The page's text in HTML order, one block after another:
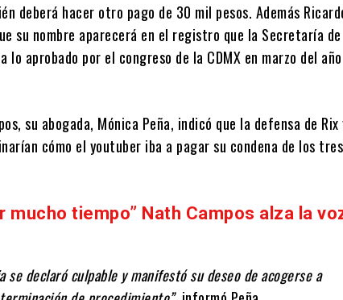
deberá hacer otro pago de 30 mil pesos. Además
su nombre aparecerá en el registro que la Secretaría de
aprobado por el congreso de la CDMX en marzo del año
su abogada, Mónica Peña, indicó que la defensa de Rix
cómo el youtuber iba a pagar su condena de los tres
mucho tiempo” Nath Campos alza la
declaró culpable y manifestó su deseo de acogerse a